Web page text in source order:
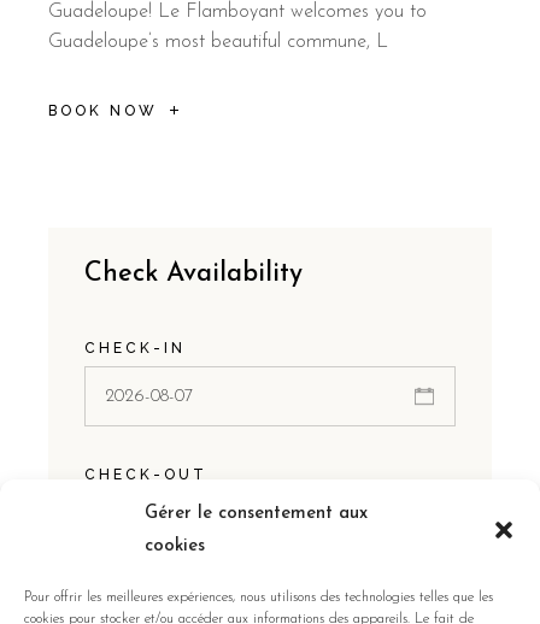
Gérer le consentement aux
cookies
Pour offrir les meilleures expériences, nous utilisons des technologies telles que les
cookies pour stocker et/ou accéder aux informations des appareils. Le fait de
Guadeloupe! Le Flamboyant welcomes you to
Guadeloupe’s most beautiful commune, L
BOOK NOW
Check Availability
CHECK-IN
CHECK-OUT
GUESTS: